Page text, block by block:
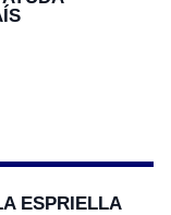
ESPRIELLA